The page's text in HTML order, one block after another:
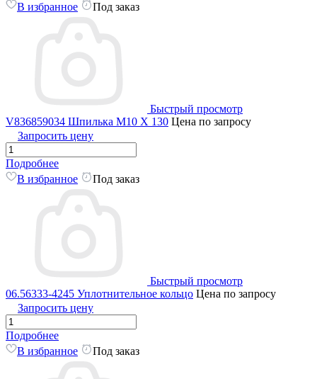
В избранное
Под заказ
Быстрый просмотр
V836859034 Шпилька M10 X 130 Цена по запросу
Запросить цену
Подробнее
В избранное
Под заказ
Быстрый просмотр
06.56333-4245 Уплотнительное кольцо Цена по запросу
Запросить цену
Подробнее
В избранное
Под заказ